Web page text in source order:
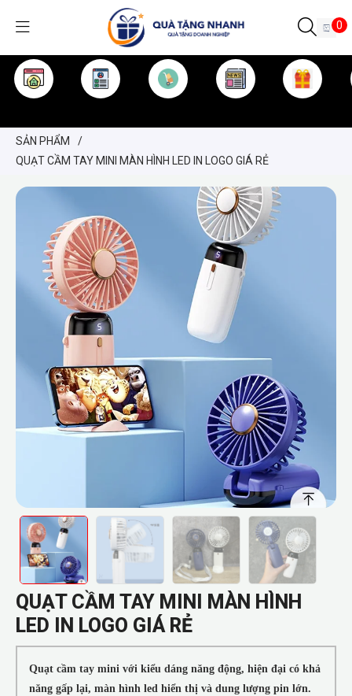
0
SẢN PHẨM
/
QUẠT CẦM TAY MINI MÀN HÌNH LED IN LOGO GIÁ RẺ
QUẠT CẦM TAY MINI MÀN HÌNH
LED IN LOGO GIÁ RẺ
Quạt cầm tay mini với kiểu dáng năng động, hiện đại có khả
năng gấp lại, màn hình led hiển thị và dung lượng pin lớn.